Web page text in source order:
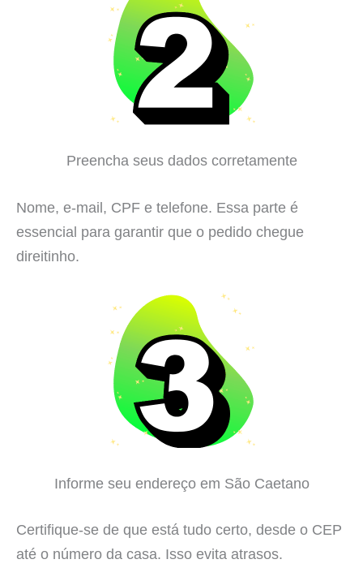
Preencha seus dados corretamente
Nome, e-mail, CPF e telefone. Essa parte é
essencial para garantir que o pedido chegue
direitinho.
Informe seu endereço em São Caetano
Certifique-se de que está tudo certo, desde o CEP
até o número da casa. Isso evita atrasos.